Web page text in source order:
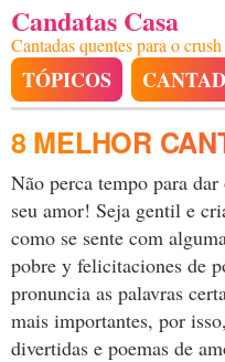
Candatas Casa
Cantadas quentes para o
TÓPICOS
8 MELHOR
Não perca tempo para
seu amor! Seja gentil e
como se sente com
pobre y felicitaciones de
pronuncia as palavras
mais importantes, por
divertidas e poemas de